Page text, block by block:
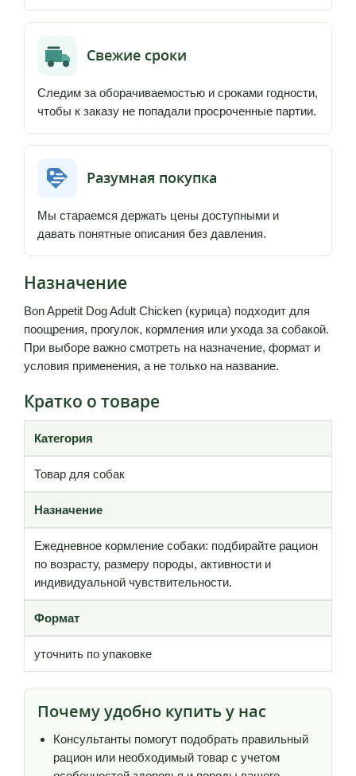
Свежие сроки
Следим за оборачиваемостью и сроками годности,
чтобы к заказу не попадали просроченные партии.
Разумная покупка
Мы стараемся держать цены доступными и
давать понятные описания без давления.
Назначение
Bon Appetit Dog Adult Chicken (курица) подходит для
поощрения, прогулок, кормления или ухода за собакой.
При выборе важно смотреть на назначение, формат и
условия применения, а не только на название.
Кратко о товаре
Категория
Товар для собак
Назначение
Ежедневное кормление собаки: подбирайте рацион
по возрасту, размеру породы, активности и
индивидуальной чувствительности.
Формат
уточнить по упаковке
Почему удобно купить у нас
Консультанты помогут подобрать правильный
рацион или необходимый товар с учетом